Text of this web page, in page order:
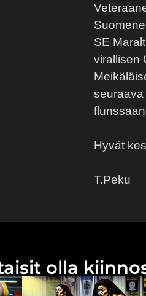
SE
virallisen
Hyvät
T.Peku
olla